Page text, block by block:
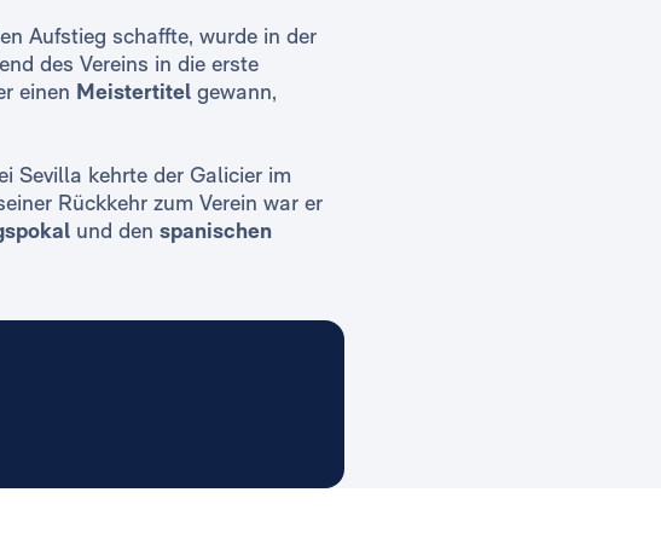
Aufstieg schaffte, wurde in der
des Vereins in die erste
einen Meistertitelgewann,
Sevilla kehrte der Galicier im
Rückkehr zum Verein war er
und den spanischen